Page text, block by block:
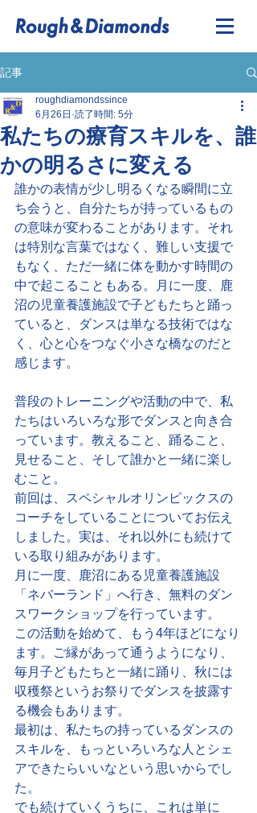
記事
私たちの療育スキルを、誰
かの明るさに変える
roughdiamondssince
6月26日 読了時間: 5分
誰かの表情が少し明るくなる瞬間に立
ち会うと、自分たちが持っているもの
の意味が変わることがあります。それ
は特別な言葉ではなく、難しい支援で
もなく、ただ一緒に体を動かす時間の
中で起こることもある。月に一度、鹿
沼の児童養護施設で子どもたちと踊っ
ていると、ダンスは単なる技術ではな
く、心と心をつなぐ小さな橋なのだと
感じます。
普段のトレーニングや活動の中で、私
たちはいろいろな形でダンスと向き合
っています。教えること、踊ること、
見せること、そして誰かと一緒に楽し
むこと。
前回は、スペシャルオリンピックスの
コーチをしていることについてお伝え
しました。実は、それ以外にも続けて
いる取り組みがあります。
月に一度、鹿沼にある児童養護施設
「ネバーランド」へ行き、無料のダン
スワークショップを行っています。
この活動を始めて、もう4年ほどになり
ます。ご縁があって通うようになり、
毎月子どもたちと一緒に踊り、秋には
収穫祭というお祭りでダンスを披露す
る機会もあります。
最初は、私たちの持っているダンスの
スキルを、もっといろいろな人とシェ
アできたらいいなという思いからでし
た。
でも続けていくうちに、これは単に